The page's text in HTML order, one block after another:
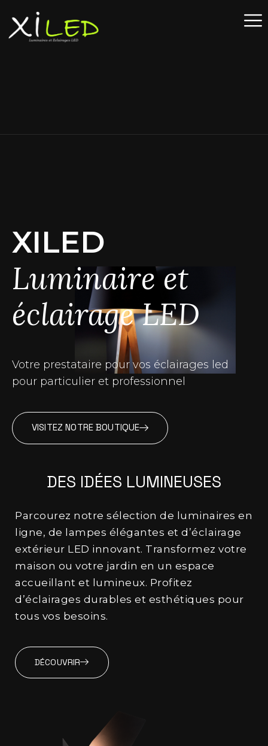
XILED
Luminaire et
éclairage LED
Votre prestataire pour vos éclairages led
pour particulier et professionnel
VISITEZ NOTRE BOUTIQUE
DES IDÉES LUMINEUSES
Parcourez notre sélection de luminaires en
ligne, de lampes élégantes et d’éclairage
extérieur LED innovant. Transformez votre
maison ou votre jardin en un espace
accueillant et lumineux. Profitez
d’éclairages durables et esthétiques pour
tous vos besoins.
DÉCOUVRIR